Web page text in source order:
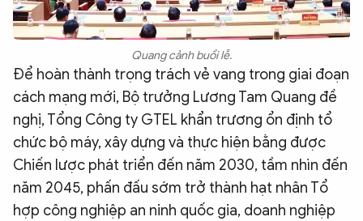
Quang cảnh buổi lễ.
Để hoàn thành trọng trách vẻ vang trong giai đoạn
cách mạng mới, Bộ trưởng Lương Tam Quang đề
nghị, Tổng Công ty GTEL khẩn trương ổn định tổ
chức bộ máy, xây dựng và thực hiện bằng được
Chiến lược phát triển đến năm 2030, tầm nhìn đến
năm 2045, phấn đấu sớm trở thành hạt nhân Tổ
hợp công nghiệp an ninh quốc gia, doanh nghiệp